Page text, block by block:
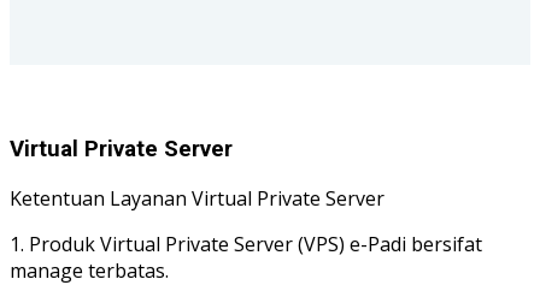
Virtual Private Server
Ketentuan Layanan Virtual Private Server
1. Produk Virtual Private Server (VPS) e-Padi bersifat
manage terbatas.